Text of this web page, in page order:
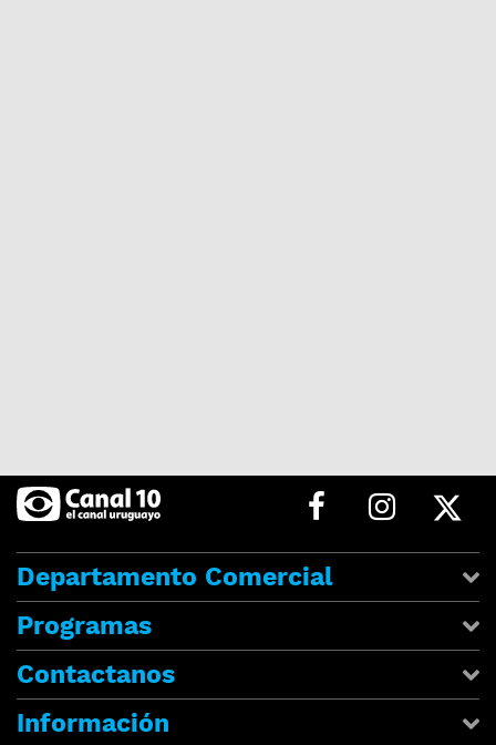
Departamento Comercial
Programas
Contactanos
Información